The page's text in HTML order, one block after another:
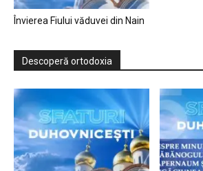
Învierea Fiului văduvei din Nain
Descoperă ortodoxia